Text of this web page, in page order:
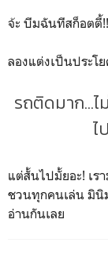
จ้ะ บีมฉันทีสก็อตตี้
ลองแต่งเป็นประโย
รถติดมาก...ไ
ไ
แต่สั้นไปมั้ยอะ! เร
ชวนทุกคนเล่น มินิ
อ่านกันเลย